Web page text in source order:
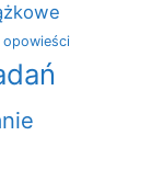
opowieści